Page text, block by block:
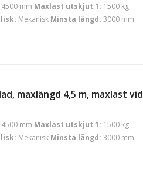
4500 mm Maxlast utskjut 1: 1500 kg
Mekanisk Minsta längd: 3000 mm
maxlängd 4,5 m, maxlast vid
4500 mm Maxlast utskjut 1: 1500 kg
Mekanisk Minsta längd: 3000 mm